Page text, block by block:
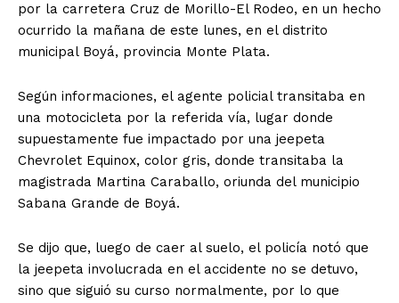
por la carretera Cruz de Morillo-El Rodeo, en un hecho
ocurrido la mañana de este lunes, en el distrito
municipal Boyá, provincia Monte Plata.
Según informaciones, el agente policial transitaba en
una motocicleta por la referida vía, lugar donde
supuestamente fue impactado por una jeepeta
Chevrolet Equinox, color gris, donde transitaba la
magistrada Martina Caraballo, oriunda del municipio
Sabana Grande de Boyá.
Se dijo que, luego de caer al suelo, el policía notó que
la jeepeta involucrada en el accidente no se detuvo,
sino que siguió su curso normalmente, por lo que